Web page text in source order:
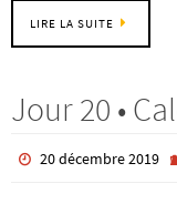
LIRE LA SUITE
Jour 20 •
20 décembre 2019